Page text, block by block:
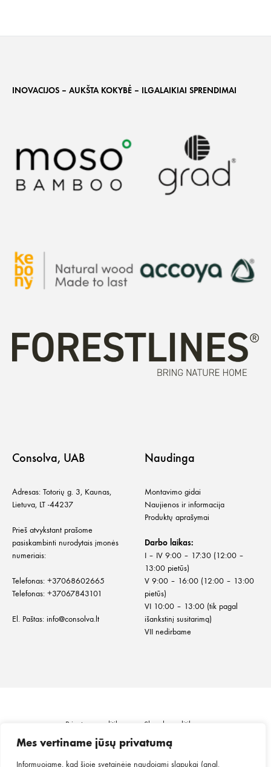
Mes vertiname jūsų privatumą
Informuojame, kad šioje svetainėje naudojami slapukai (angl.
INOVACIJOS – AUKŠTA KOKYBĖ – ILGALAIKIAI SPRENDIMAI
Consolva, UAB
Adresas: Totorių g. 3, Kaunas,
Lietuva, LT -44237
Prieš atvykstant prašome
pasiskambinti nurodytais įmonės
numeriais:
Telefonas: +37068602665
Telefonas: +37067843101
El. Paštas: info@consolva.lt
Naudinga
Montavimo gidai
Naujienos ir informacija
Produktų aprašymai
Darbo laikas:
I – IV 9:00 – 17:30 (12:00 –
13:00 pietūs)
V 9:00 – 16:00 (12:00 – 13:00
pietūs)
VI 10:00 – 13:00 (tik pagal
išankstinį susitarimą)
VII nedirbame
Privatumo politika
Slapukų politika
Informacija klientui
Prekių grąžinimas ir keitimas
Pirkimo taisyklės